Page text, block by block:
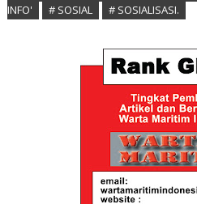
INFO'
# SOSIAL # SOSIALISASI.